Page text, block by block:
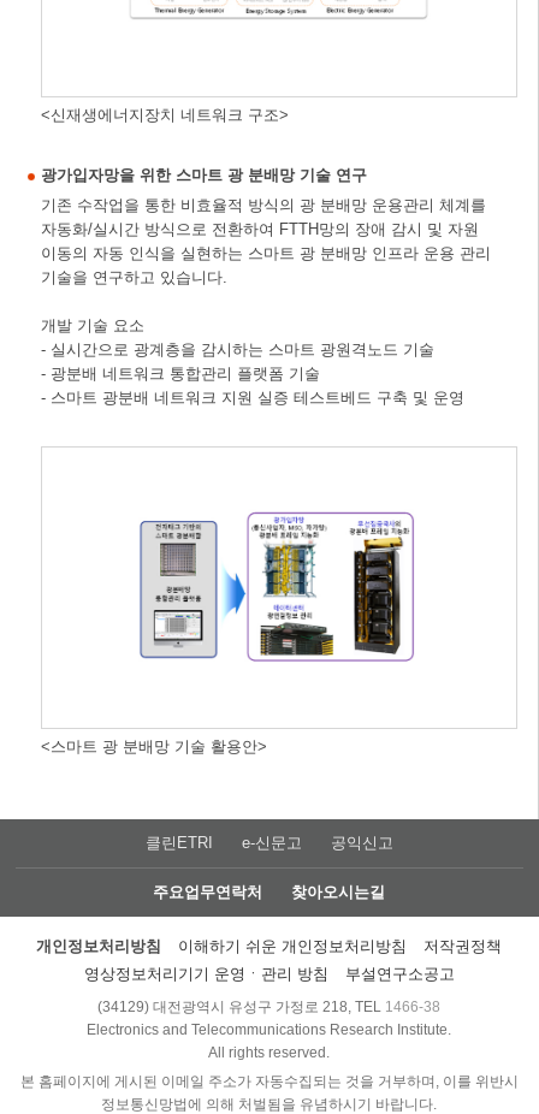
<신재생에너지장치 네트워크 구조>
광가입자망을 위한 스마트 광 분배망 기술 연구
기존 수작업을 통한 비효율적 방식의 광 분배망 운용관리 체계를
자동화/실시간 방식으로 전환하여 FTTH망의 장애 감시 및 자원
이동의 자동 인식을 실현하는 스마트 광 분배망 인프라 운용 관리
기술을 연구하고 있습니다.
개발 기술 요소
- 실시간으로 광계층을 감시하는 스마트 광원격노드 기술
- 광분배 네트워크 통합관리 플랫폼 기술
- 스마트 광분배 네트워크 지원 실증 테스트베드 구축 및 운영
<스마트 광 분배망 기술 활용안>
클린ETRI e-신문고 공익신고
주요업무연락처 찾아오시는길
개인정보처리방침 이해하기 쉬운 개인정보처리방침
저작권정책
영상정보처리기기 운영ㆍ관리 방침
부설연구소공고
(34129) 대전광역시 유성구 가정로 218, TEL 1466-38
Electronics and Telecommunications Research Institute.
All rights reserved.
본 홈페이지에 게시된 이메일 주소가 자동수집되는 것을 거부하며, 이를 위반시
정보통신망법에 의해 처벌됨을 유념하시기 바랍니다.